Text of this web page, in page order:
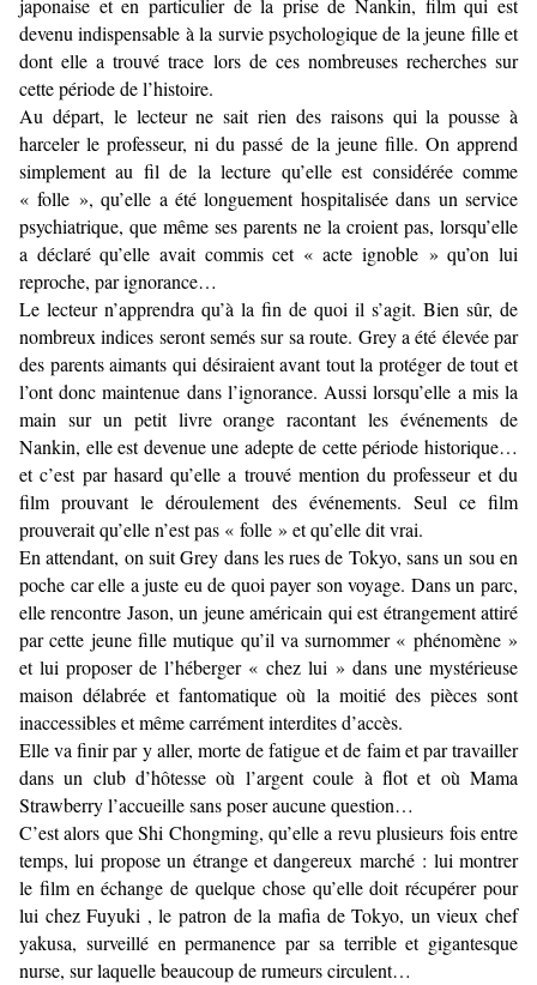
japonaise et en particulier de la prise de Nankin, film qui est
devenu indispensable à la survie psychologique de la jeune fille et
dont elle a trouvé trace lors de ces nombreuses recherches sur
cette période de l’histoire.
Au départ, le lecteur ne sait rien des raisons qui la pousse à
harceler le professeur, ni du passé de la jeune fille. On apprend
simplement au fil de la lecture qu’elle est considérée comme
« folle », qu’elle a été longuement hospitalisée dans un service
psychiatrique, que même ses parents ne la croient pas, lorsqu’elle
a déclaré qu’elle avait commis cet « acte ignoble » qu’on lui
reproche, par ignorance…
Le lecteur n’apprendra qu’à la fin de quoi il s’agit. Bien sûr, de
nombreux indices seront semés sur sa route. Grey a été élevée par
des parents aimants qui désiraient avant tout la protéger de tout et
l’ont donc maintenue dans l’ignorance. Aussi lorsqu’elle a mis la
main sur un petit livre orange racontant les événements de
Nankin, elle est devenue une adepte de cette période historique…
et c’est par hasard qu’elle a trouvé mention du professeur et du
film prouvant le déroulement des événements. Seul ce film
prouverait qu’elle n’est pas « folle » et qu’elle dit vrai.
En attendant, on suit Grey dans les rues de Tokyo, sans un sou en
poche car elle a juste eu de quoi payer son voyage. Dans un parc,
elle rencontre Jason, un jeune américain qui est étrangement attiré
par cette jeune fille mutique qu’il va surnommer « phénomène »
et lui proposer de l’héberger « chez lui » dans une mystérieuse
maison délabrée et fantomatique où la moitié des pièces sont
inaccessibles et même carrément interdites d’accès.
Elle va finir par y aller, morte de fatigue et de faim et par travailler
dans un club d’hôtesse où l’argent coule à flot et où Mama
Strawberry l’accueille sans poser aucune question…
C’est alors que Shi Chongming, qu’elle a revu plusieurs fois entre
temps, lui propose un étrange et dangereux marché : lui montrer
le film en échange de quelque chose qu’elle doit récupérer pour
lui chez Fuyuki , le patron de la mafia de Tokyo, un vieux chef
yakusa, surveillé en permanence par sa terrible et gigantesque
nurse, sur laquelle beaucoup de rumeurs circulent…